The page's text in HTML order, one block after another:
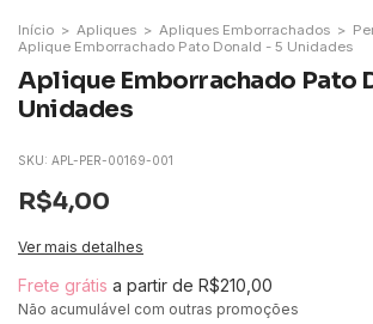
Início > Apliques > Apliques Emborrachados >
Aplique Emborrachado Pato Donald - 5 Unidades
Aplique Emborrachado Pato
Unidades
SKU: APL-PER-00169-001
R$4,00
Ver mais detalhes
Frete grátis a partir de R$210,00
Não acumulável com outras promoções